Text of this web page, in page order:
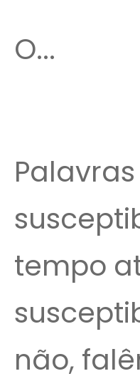
O...
tempo
não,